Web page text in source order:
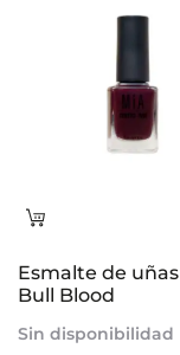
Leer
Esmalte de uñas
Bull Blood
Sin disponibilidad